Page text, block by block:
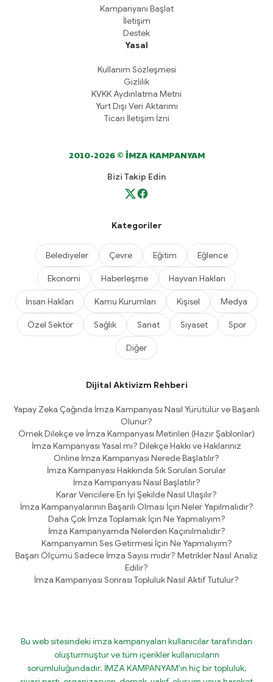
Kampanyanı Başlat
İletişim
Destek
Yasal
Kullanım Sözleşmesi
Gizlilik
KVKK Aydınlatma Metni
Yurt Dışı Veri Aktarımı
Ticari İletişim İzni
2010-2026 © İMZA KAMPANYAM
Bizi Takip Edin
Kategoriler
Belediyeler Çevre Eğitim Eğlence
Ekonomi Haberleşme Hayvan Hakları
İnsan Hakları Kamu Kurumları Kişisel Medya
Özel Sektör Sağlık Sanat Siyaset Spor
Diğer
Dijital Aktivizm Rehberi
Yapay Zeka Çağında İmza Kampanyası Nasıl Yürütülür ve Başarılı
Olunur?
Örnek Dilekçe ve İmza Kampanyası Metinleri (Hazır Şablonlar)
İmza Kampanyası Yasal mı? Dilekçe Hakkı ve Haklarınız
Online İmza Kampanyası Nerede Başlatılır?
İmza Kampanyası Hakkında Sık Sorulan Sorular
İmza Kampanyası Nasıl Başlatılır?
Karar Vericilere En İyi Şekilde Nasıl Ulaşılır?
İmza Kampanyalarının Başarılı Olması İçin Neler Yapılmalıdır?
Daha Çok İmza Toplamak İçin Ne Yapmalıyım?
İmza Kampanyamda Nelerden Kaçınılmalıdır?
Kampanyamın Ses Getirmesi İçin Ne Yapmalıyım?
Başarı Ölçümü Sadece İmza Sayısı mıdır? Metrikler Nasıl Analiz
Edilir?
İmza Kampanyası Sonrası Topluluk Nasıl Aktif Tutulur?
Bu web sitesindeki imza kampanyaları kullanıcılar tarafından
oluşturmuştur ve tüm içerikler kullanıcıların
sorumluluğundadır. İMZA KAMPANYAM'ın hiç bir topluluk,